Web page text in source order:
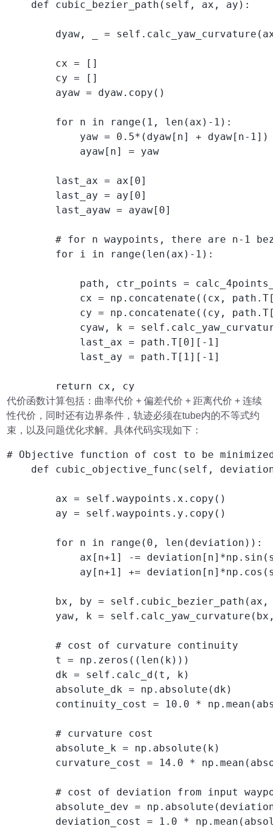
    def cubic_bezier_path(self, ax, ay):
dyaw, _ =
        cx = []
        cy = []
        ayaw = dyaw.copy()
        for n in range(1, len(ax)-1):
            yaw = 0.5*(dyaw[n] + dyaw[n-1])
            ayaw[n] = yaw
        last_ax = ax[0]
        last_ay = ay[0]
        last_ayaw = ayaw[0]
# for n waypoints, there are n-1
        for i in range(len(ax)-1):
path, ctr_points =
cx = np.concatenate((cx,
cy = np.concatenate((cy,
cyaw, k =
            last_ax = path.T[0][-1]
            last_ay = path.T[1][-1]
        return cx, cy
代价函数计算包括：曲率代价 + 偏差代价 + 距离代价 + 连续
性代价，同时还有边界条件，轨迹必须在tube内的不等式约
束，以及问题优化求解。具体代码实现如下：
# Objective function of cost to be
def cubic_objective_func(self,
        ax = self.waypoints.x.copy()
        ay = self.waypoints.y.copy()
        for n in range(0, len(deviation)):
ax[n+1] -=
ay[n+1] +=
bx, by = self.cubic_bezier_path(ax,
yaw, k =
        # cost of curvature continuity
        t = np.zeros((len(k)))
        dk = self.calc_d(t, k)
        absolute_dk = np.absolute(dk)
continuity_cost = 10.0 *
        # curvature cost
        absolute_k = np.absolute(k)
curvature_cost = 14.0 *
# cost of deviation from input
absolute_dev =
deviation_cost = 1.0 *